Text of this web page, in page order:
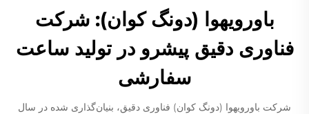
باورویهوا (دونگ کوان): شرکت
فناوری دقیق پیشرو در تولید ساعت
سفارشی
شرکت باورویهوا (دونگ کوان) فناوری دقیق، بنیان‌گذاری شده در سال